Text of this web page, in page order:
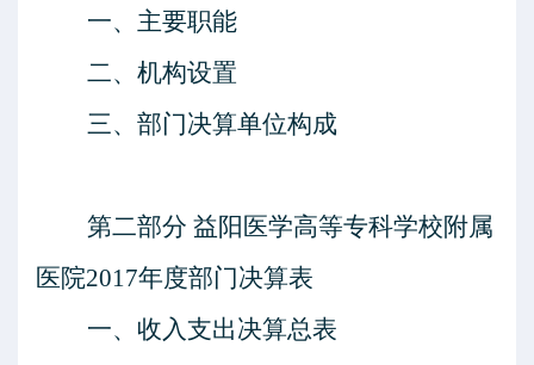
一、主要职能
二、机构设置
三、部门决算单位构成
第二部分 益阳医学高等专科学校附属
医院2017年度部门决算表
一、收入支出决算总表